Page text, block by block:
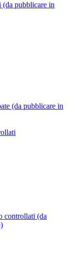
pubblicare in
(da pubblicare in
controllati (da